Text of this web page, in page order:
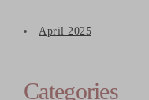
April 2025
Categories